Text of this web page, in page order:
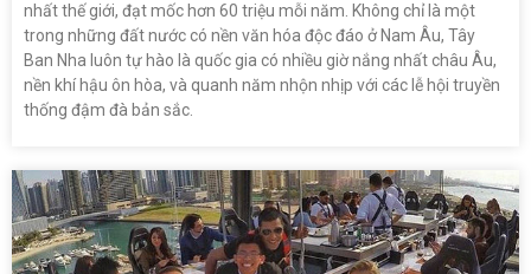
nhất thế giới, đạt mốc hơn 60 triệu mỗi năm. Không chỉ là một
trong những đất nước có nền văn hóa độc đáo ở Nam Âu, Tây
Ban Nha luôn tự hào là quốc gia có nhiều giờ nắng nhất châu Âu,
nền khí hậu ôn hòa, và quanh năm nhộn nhịp với các lễ hội truyền
thống đậm đà bản sắc.